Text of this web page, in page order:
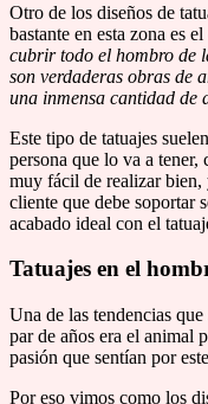
Otro de los diseños de
bastante en esta zona es
cubrir todo el hombro de
son verdaderas obras de
una inmensa cantidad de
Este tipo de tatuajes
persona que lo va a tener,
muy fácil de realizar bien,
cliente que debe soportar
acabado ideal con el
Tatuajes en el
Una de las tendencias
par de años era el animal
pasión que sentían por
Por eso vimos como los